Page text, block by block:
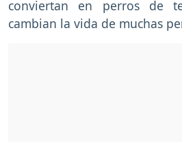
conviertan en perros de
cambian la vida de muchas